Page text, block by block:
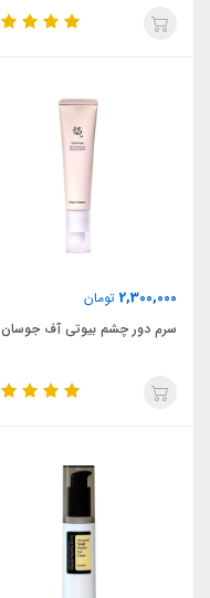
2,300,000 تومان
سرم دور چشم بیوتی آف جوسان